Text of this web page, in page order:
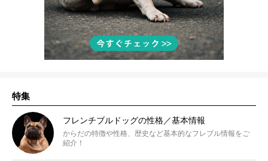
特集
フレンチブルドッグの性格／基本情報
からだの特徴や性格、歴史など基本的なフレブル情報をご
紹介！